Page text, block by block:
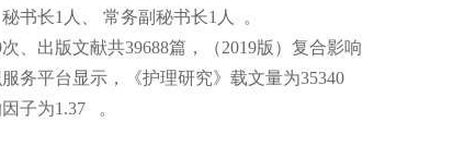
书长1人、 常务副秘书长1人 。
、出版文献共39688篇，（2019版）复合影响
务平台显示，《护理研究》载文量为35340
子为1.37 。